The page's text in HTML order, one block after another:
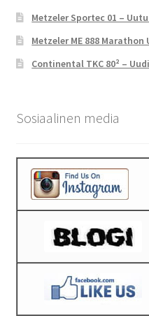
Metzeler Sportec 01 –
Metzeler ME 888
Continental TKC 80² –
Sosiaalinen media